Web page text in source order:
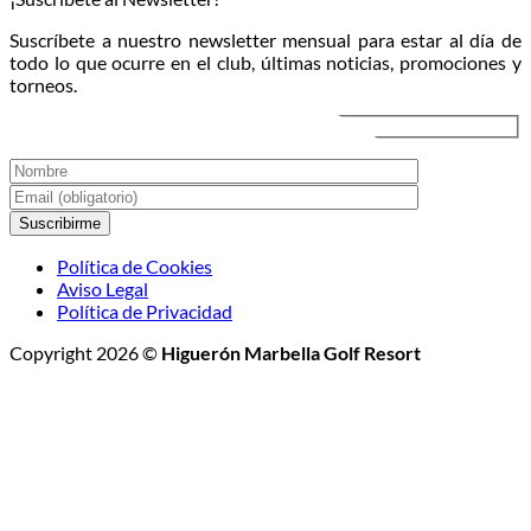
Torneo
de
Nocturno
2026
Suscríbete a nuestro newsletter mensual para estar al día de
todo lo que ocurre en el club, últimas noticias, promociones y
torneos.
Política de Cookies
Aviso Legal
Política de Privacidad
Copyright 2026 © Higuerón Marbella Golf Resort